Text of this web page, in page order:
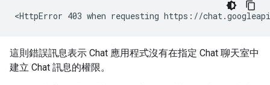
這則錯誤訊息表示 Chat 應用程式沒有在指定 Chat 聊天室中
建立 Chat 訊息的權限。